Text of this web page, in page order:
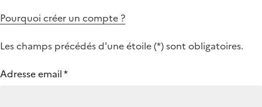
Pourquoi créer un compte ?
Les champs précédés d'une étoile (*) sont obligatoires.
Adresse email*